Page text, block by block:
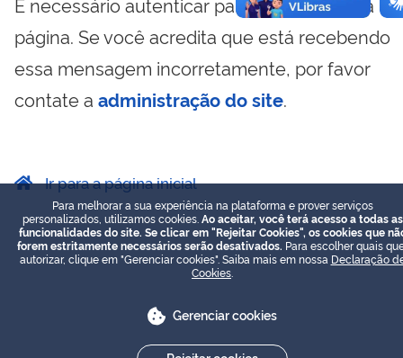
página. Se você acredita que está recebendo
essa mensagem incorretamente, por favor
contate a administração do site.
Ir para a página inicial
Para melhorar a sua experiência na plataforma e prover serviços
personalizados, utilizamos cookies. Ao aceitar, você terá acesso a todas as
funcionalidades do site. Se clicar em "Rejeitar Cookies", os cookies que
forem estritamente necessários serão desativados. Para escolher quais
autorizar, clique em "Gerenciar cookies". Saiba mais em nossa Declaração
Cookies
Gerenciar cookies